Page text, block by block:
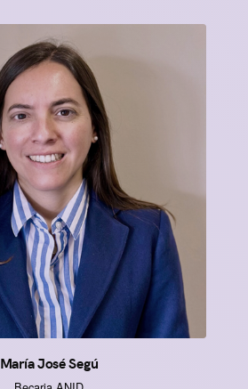
María José Segú